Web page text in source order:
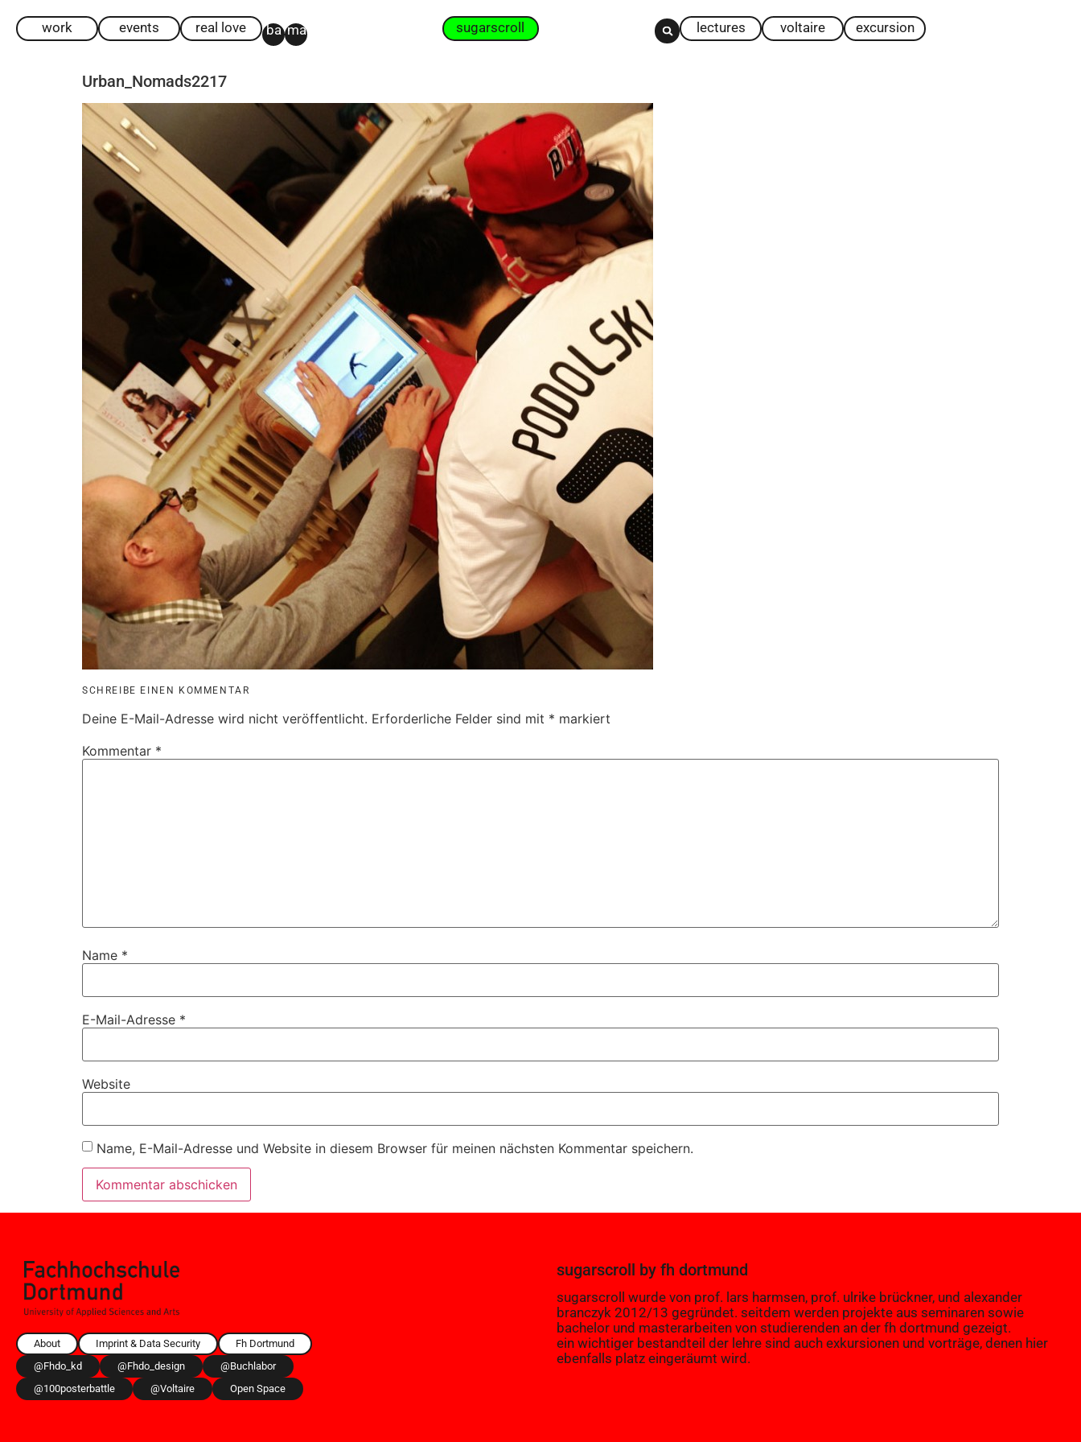
work events real love ba ma sugarscroll lectures voltaire excursion
Urban_Nomads2217
SCHREIBE EINEN KOMMENTAR
Deine E-Mail-Adresse wird nicht veröffentlicht. Erforderliche Felder sind mit * markiert
Kommentar *
Name *
E-Mail-Adresse *
Website
Name, E-Mail-Adresse und Website in diesem Browser für meinen nächsten Kommentar speichern.
About Imprint & Data Security
Fh Dortmund
@fhdo_kd
@fhdo_design
@buchlabor
@100posterbattle
@voltaire Open Space
sugarscroll by fh dortmund
sugarscroll wurde von prof. lars harmsen, prof. ulrike brückner, und alexander
branczyk 2012/13 gegründet. seitdem werden projekte aus seminaren sowie
bachelor und masterarbeiten von studierenden an der fh dortmund gezeigt.
ein wichtiger bestandteil der lehre sind auch exkursionen und vorträge, denen hier
ebenfalls platz eingeräumt wird.